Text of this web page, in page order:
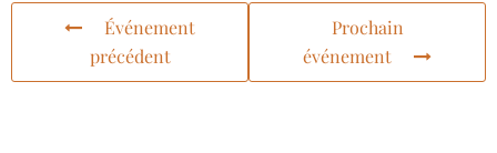
Événement
précédent
Prochain
événement